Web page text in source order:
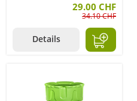
29.00 CHF
34.10 CHF
Details